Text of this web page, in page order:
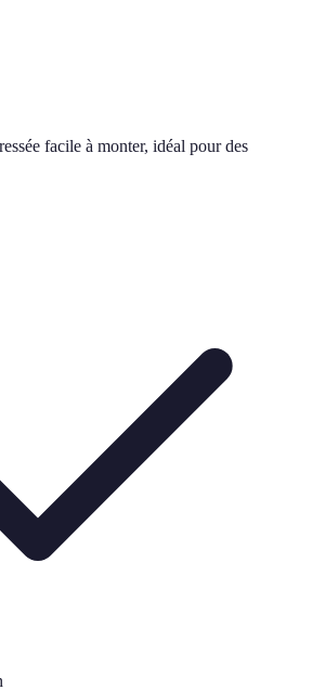
facile à monter, idéal pour des